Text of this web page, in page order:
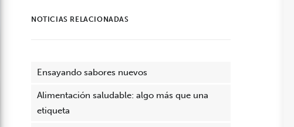
NOTICIAS RELACIONADAS
Ensayando sabores nuevos
Alimentación saludable: algo más que una
etiqueta